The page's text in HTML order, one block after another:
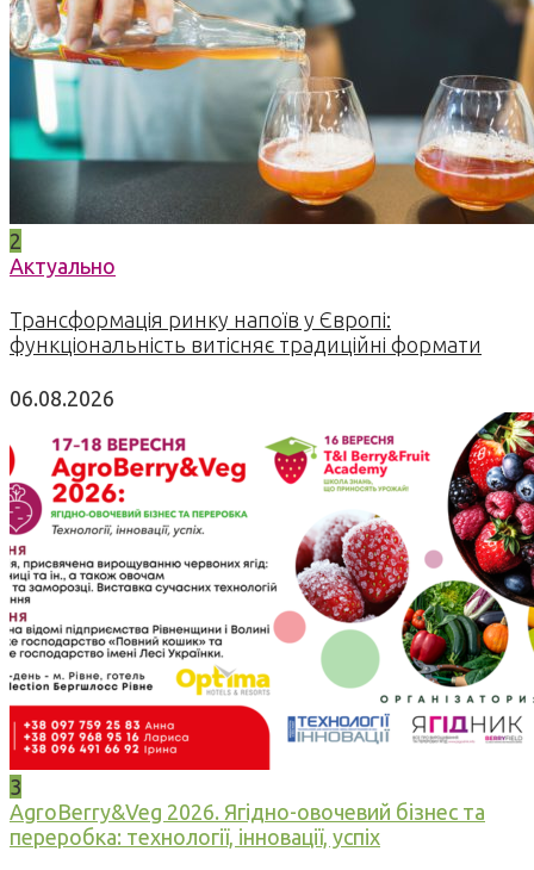
2
Актуально
Трансформація ринку напоїв у Європі:
функціональність витісняє традиційні формати
06.08.2026
3
AgroBerry&Veg 2026. Ягідно-овочевий бізнес та
переробка: технології, інновації, успіх